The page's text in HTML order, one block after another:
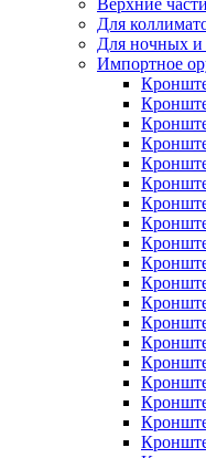
Верхние
Для
Для ночных и
Импортное